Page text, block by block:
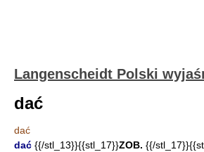
Langenscheidt Polski
dać
dać
dać {{/stl_13}}{{stl_17}}ZOB. {{/